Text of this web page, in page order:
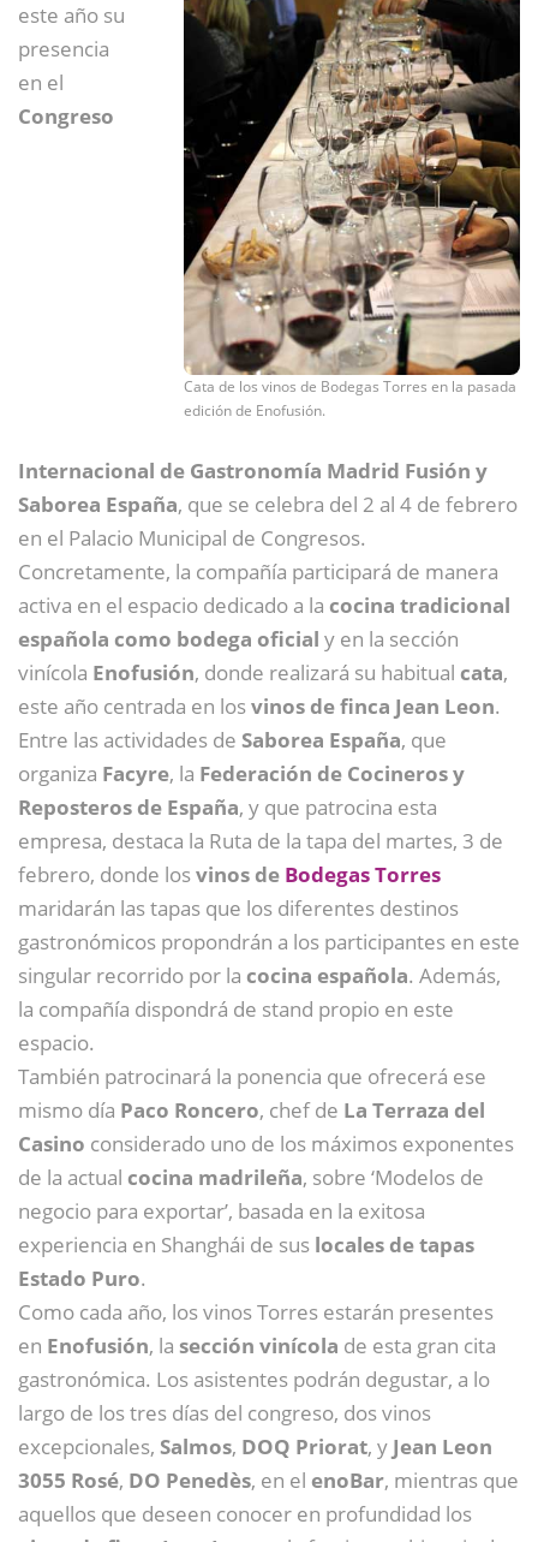
Cata de los vinos de Bodegas Torres en la pasada
edición de Enofusión.
este año su
presencia
en el
Congreso
Internacional de Gastronomía Madrid Fusión y
Saborea España, que se celebra del 2 al 4 de febrero
en el Palacio Municipal de Congresos.
Concretamente, la compañía participará de manera
activa en el espacio dedicado a la cocina tradicional
española como bodega oficial y en la sección
vinícola Enofusión, donde realizará su habitual cata,
este año centrada en losvinos de finca Jean Leon.
Entre las actividades de Saborea España, que
organiza Facyre, la Federación de Cocineros y
Reposteros de España, y que patrocina esta
empresa, destaca la Ruta de la tapa del martes, 3 de
febrero, donde losvinos de Bodegas Torres
maridarán las tapas que los diferentes destinos
gastronómicos propondrán a los participantes en este
singular recorrido por la cocina española. Además,
la compañía dispondrá de stand propio en este
espacio.
También patrocinará la ponencia que ofrecerá ese
mismo día Paco Roncero, chef de La Terraza del
Casino considerado uno de los máximos exponentes
de la actual cocina madrileña, sobre ‘Modelos de
negocio para exportar’, basada en la exitosa
experiencia en Shanghái de sus locales de tapas
Estado Puro.
Como cada año, los vinos Torres estarán presentes
en Enofusión, la sección vinícola de esta gran cita
gastronómica. Los asistentes podrán degustar, a lo
largo de los tres días del congreso, dos vinos
excepcionales, Salmos, DOQ Priorat, y Jean Leon
3055 Rosé, DO Penedès, en el enoBar, mientras que
aquellos que deseen conocer en profundidad los